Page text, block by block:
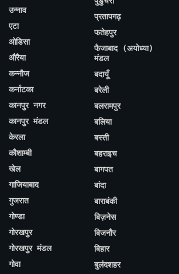
उन्नाव
एटा
ओडिसा
औरैया
कन्नौज
कर्नाटका
कानपुर नगर
कानपुर मंडल
केरला
कौशाम्बी
खेल
गाजियाबाद
गुजरात
गोण्डा
गोरखपुर
गोरखपुर मंडल
गोवा
प्रतापगढ़
फतेहपुर
फैजाबाद (अयोध्या)
मंडल
बदायूँ
बरेली
बलरामपुर
बलिया
बस्ती
बहराइच
बागपत
बांदा
बाराबंकी
बिज़नेस
बिजनौर
बिहार
बुलंदशहर